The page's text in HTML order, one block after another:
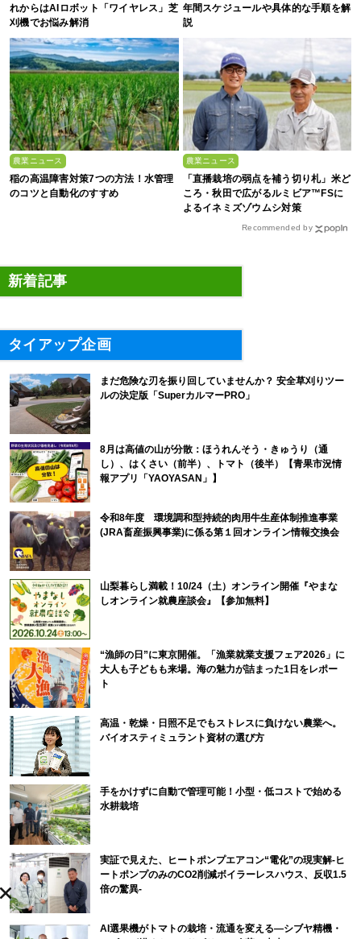
れからはAIロボット「ワイヤレス」芝
刈機でお悩み解消
年間スケジュールや具体的な手順を解
説
農業ニュース
稲の高温障害対策7つの方法！水管理
のコツと自動化のすすめ
農業ニュース
「直播栽培の弱点を補う切り札」米ど
ころ・秋田で広がるルミビア™FSに
よるイネミズゾウムシ対策
Recommended by
新着記事
タイアップ企画
まだ危険な刃を振り回していませんか？ 安全草刈りツー
ルの決定版「SuperカルマーPRO」
8月は高値の山が分散：ほうれんそう・きゅうり（通
し）、はくさい（前半）、トマト（後半）【青果市況情
報アプリ「YAOYASAN」】
令和8年度 環境調和型持続的肉用牛生産体制推進事業
(JRA畜産振興事業)に係る第１回オンライン情報交換会
山梨暮らし満載！10/24（土）オンライン開催『やまな
しオンライン就農座談会』【参加無料】
“漁師の日”に東京開催。「漁業就業支援フェア2026」に
大人も子どもも来場。海の魅力が詰まった1日をレポー
ト
高温・乾燥・日照不足でもストレスに負けない農業へ。
バイオスティミュラント資材の選び方
手をかけずに自動で管理可能！小型・低コストで始める
水耕栽培
実証で見えた、ヒートポンプエアコン“電化”の現実解-ヒ
ートポンプのみのCO2削減ボイラーレスハウス、反収1.5
倍の驚異-
AI選果機がトマトの栽培・流通を変える―シブヤ精機・